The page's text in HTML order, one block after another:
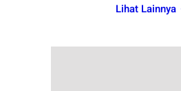
Lihat Lainnya